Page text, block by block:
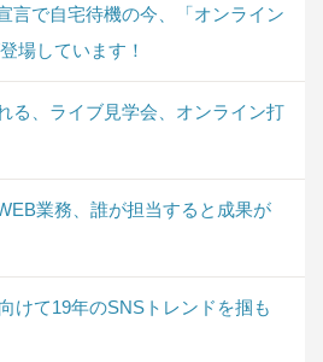
言で自宅待機の今、「オンライン
場しています！
る、ライブ見学会、オンライン打
業務、誰が担当すると成果が
けて19年のSNSトレンドを掴も